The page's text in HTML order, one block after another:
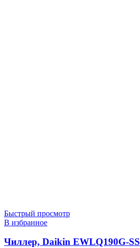
Быстрый просмотр
В избранное
Чиллер, Daikin EWLQ190G-SS